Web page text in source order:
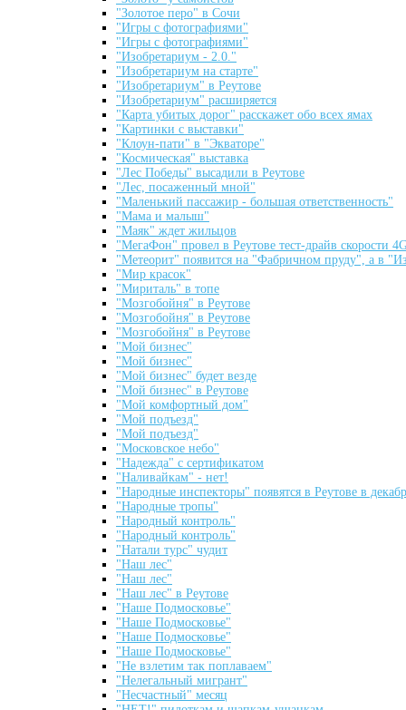
"Золотое перо" в Сочи
"Игры с фотографиями"
"Игры с фотографиями"
"Изобретариум - 2.0."
"Изобретариум на старте"
"Изобретариум" в Реутове
"Изобретариум" расширяется
"Карта убитых дорог" расскажет обо всех ямах
"Картинки с выставки"
"Клоун-пати" в "Экваторе"
"Космическая" выставка
"Лес Победы" высадили в Реутове
"Лес, посаженный мной"
"Маленький пассажир - большая ответственность"
"Мама и малыш"
"Маяк" ждет жильцов
"МегаФон" провел в Реутове тест-драйв скорости
"Метеорит" появится на "Фабричном пруду", а в
"Мир красок"
"Мириталь" в топе
"Мозгобойня" в Реутове
"Мозгобойня" в Реутове
"Мозгобойня" в Реутове
"Мой бизнес"
"Мой бизнес"
"Мой бизнес" будет везде
"Мой бизнес" в Реутове
"Мой комфортный дом"
"Мой подъезд"
"Мой подъезд"
"Московское небо"
"Надежда" с сертификатом
"Наливайкам" - нет!
"Народные инспекторы" появятся в Реутове в
"Народные тропы"
"Народный контроль"
"Народный контроль"
"Натали турс" чудит
"Наш лес"
"Наш лес"
"Наш лес" в Реутове
"Наше Подмосковье"
"Наше Подмосковье"
"Наше Подмосковье"
"Наше Подмосковье"
"Не взлетим так поплаваем"
"Нелегальный мигрант"
"Несчастный" месяц